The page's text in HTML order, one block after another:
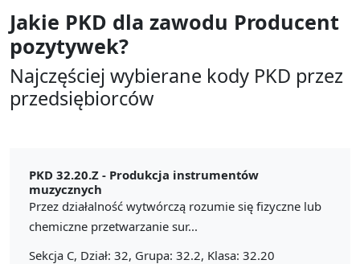
Jakie PKD dla zawodu Producent
pozytywek?
Najczęściej wybierane kody PKD przez
przedsiębiorców
PKD 32.20.Z - Produkcja instrumentów
muzycznych
Przez działalność wytwórczą rozumie się fizyczne lub
chemiczne przetwarzanie sur...
Sekcja C, Dział: 32, Grupa: 32.2, Klasa: 32.20